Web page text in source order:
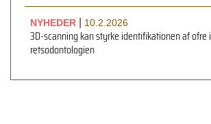
NYHEDER 10.2.2026
3D-scanning kan styrke identifikationen af ofre i
retsodontologien